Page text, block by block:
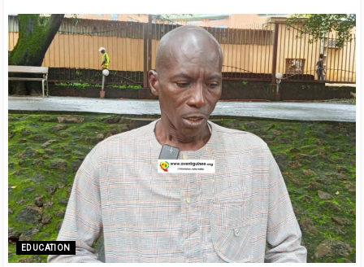
EDUCATION